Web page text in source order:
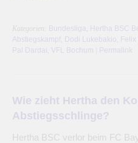
Kategorien: Bundesliga Hertha BSC
Abstiegskampf Dodi Lukebakio Felix
Pal Dardai
VFL Bochum Permalink
Wie zieht Hertha den
Abstiegsschlinge?
Hertha BSC verlor beim FC